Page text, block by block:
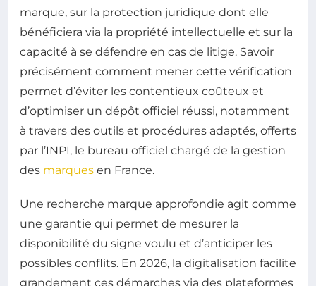
marque, sur la protection juridique dont elle
bénéficiera via la propriété intellectuelle et sur la
capacité à se défendre en cas de litige. Savoir
précisément comment mener cette vérification
permet d’éviter les contentieux coûteux et
d’optimiser un dépôt officiel réussi, notamment
à travers des outils et procédures adaptés, offerts
par l’INPI, le bureau officiel chargé de la gestion
des marques en France.
Une recherche marque approfondie agit comme
une garantie qui permet de mesurer la
disponibilité du signe voulu et d’anticiper les
possibles conflits. En 2026, la digitalisation facilite
grandement ces démarches via des plateformes